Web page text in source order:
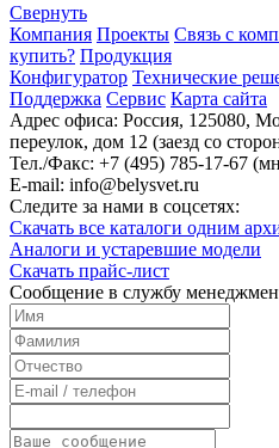
Свернуть
Компания Проекты Связь с
купить? Продукция
Конфигуратор Технические
Поддержка Сервис Карта сайта
Адрес офиса: Россия, 125080,
переулок, дом 12 (заезд со
Тел./Факс: +7 (495) 785-17-67
E-mail: info@belysvet.ru
Следите за нами в соцсетях:
Скачать все каталоги одним
Аналоги и устаревшие модели
Скачать прайс-лист
Cообщение в службу